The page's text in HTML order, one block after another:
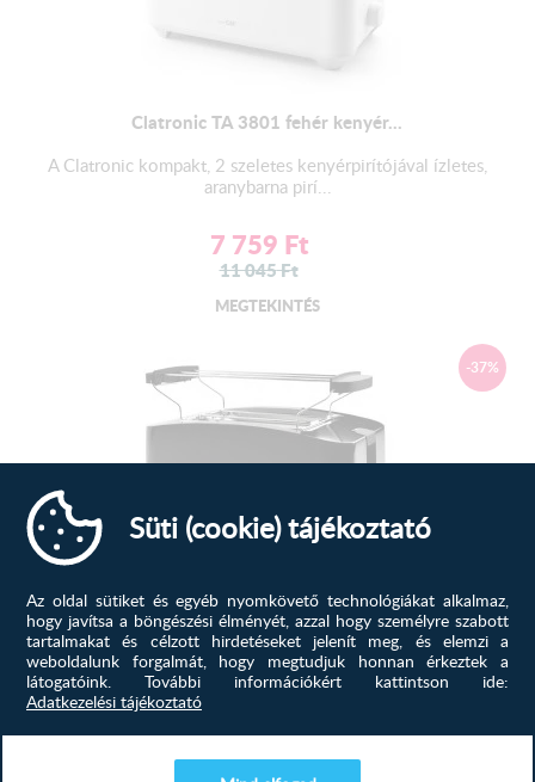
Clatronic TA 3801 fehér kenyér...
A Clatronic kompakt, 2 szeletes kenyérpirítójával ízletes,
aranybarna pirí...
7 759 Ft
11 045Ft
MEGTEKINTÉS
-37%
Clatronic TA 3801 fekete kenyé...
A Clatronic kompakt, 2 szeletes kenyérpirítójával ízletes,
Süti (cookie) tájékoztató
Az oldal sütiket és egyéb nyomkövető technológiákat alkalmaz,
hogy javítsa a böngészési élményét, azzal hogy személyre szabott
tartalmakat és célzott hirdetéseket jelenít meg, és elemzi a
weboldalunk forgalmát, hogy megtudjuk honnan érkeztek a
látogatóink.
További információkért kattintson ide:
Adatkezelési tájékoztató